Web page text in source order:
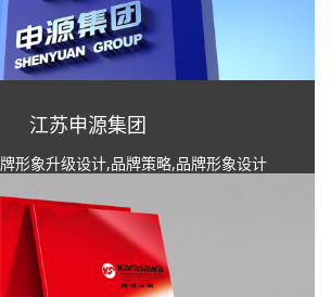
江苏申源集团
形象升级设计,品牌策略,品牌形象设计